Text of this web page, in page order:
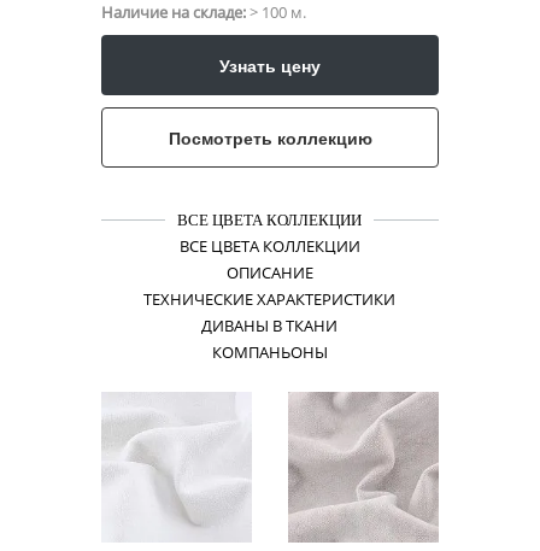
Наличие на складе:> 100 м.
Узнать цену
Посмотреть коллекцию
ВСЕ ЦВЕТА КОЛЛЕКЦИИ
ВСЕ ЦВЕТА КОЛЛЕКЦИИ
ОПИСАНИЕ
ТЕХНИЧЕСКИЕ ХАРАКТЕРИСТИКИ
ДИВАНЫ В ТКАНИ
КОМПАНЬОНЫ